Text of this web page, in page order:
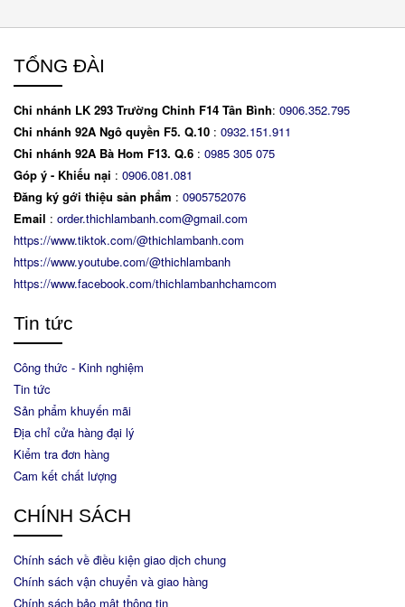
TỔNG ĐÀI
Chi nhánh LK 293 Trường Chinh F14 Tân Bình: 0906.352.795
Chi nhánh 92A Ngô quyền F5. Q.10 : 0932.151.911
Chi nhánh 92A Bà Hom F13. Q.6 : 0985 305 075
Góp ý - Khiếu nại : 0906.081.081
Đăng ký gới thiệu sản phẩm : 0905752076
Email : order.thichlambanh.com@gmail.com
https://www.tiktok.com/@thichlambanh.com
https://www.youtube.com/@thichlambanh
https://www.facebook.com/thichlambanhchamcom
Tin tức
Công thức - Kinh nghiệm
Tin tức
Sản phẩm khuyến mãi
Địa chỉ cửa hàng đại lý
Kiểm tra đơn hàng
Cam kết chất lượng
CHÍNH SÁCH
Chính sách về điều kiện giao dịch chung
Chính sách vận chuyển và giao hàng
Chính sách bảo mật thông tin